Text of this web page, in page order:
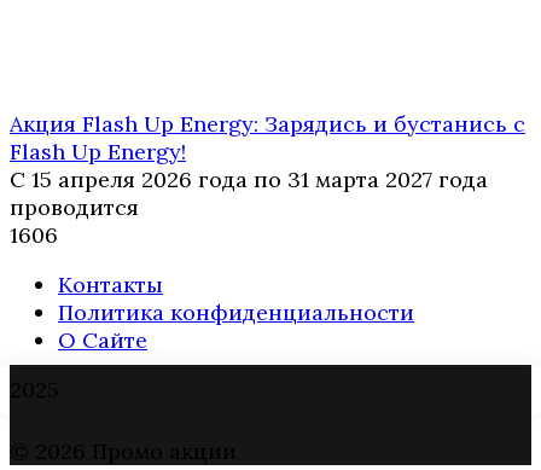
Акция Flash Up Energy: Зарядись и бустанись с
Flash Up Energy!
С 15 апреля 2026 года по 31 марта 2027 года
проводится
1606
Контакты
Политика конфиденциальности
О Сайте